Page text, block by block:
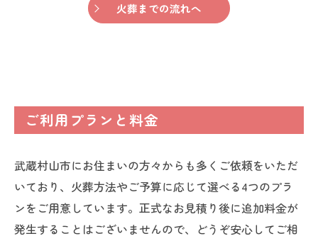
火葬までの流れへ
ご利用プランと料金
武蔵村山市にお住まいの方々からも多くご依頼をいただ
いており、火葬方法やご予算に応じて選べる4つのプラ
ンをご用意しています。正式なお見積り後に追加料金が
発生することはございませんので、どうぞ安心してご相